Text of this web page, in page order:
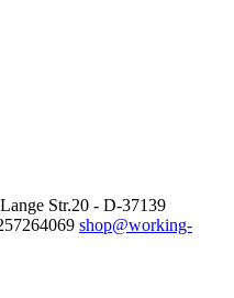
Str.20 - D-37139
shop@working-